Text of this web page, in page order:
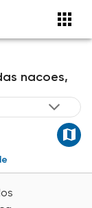
nacoes,